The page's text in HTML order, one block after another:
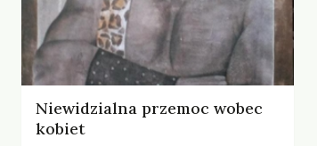
Niewidzialna przemoc wobec
kobiet